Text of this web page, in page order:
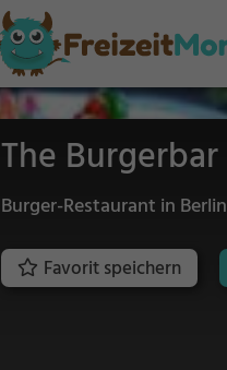
The Burgerbar
Burger-Restaurant in Berlin
Favorit speichern